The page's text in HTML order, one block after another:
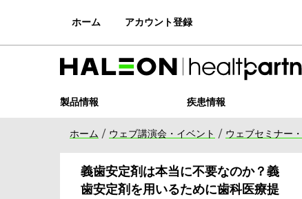
ホーム アカウント登録
製品情報 疾患情報
ホーム / ウェブ講演会・イベント / ウェブセミナー
義歯安定剤は本当に不要なのか？義
歯安定剤を用いるために歯科医療提